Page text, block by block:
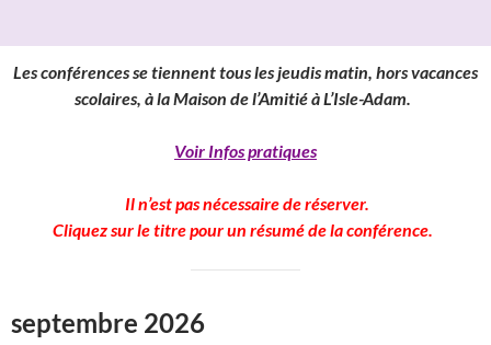
Les conférences se tiennent tous les jeudis matin, hors vacances
scolaires, à la Maison de l’Amitié à L’Isle-Adam.
Voir Infos pratiques
Il n’est pas nécessaire de réserver.
Cliquez sur le titre pour un résumé de la conférence.
septembre 2026